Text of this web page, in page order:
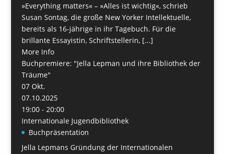
»Everything matters« – »Alles ist wichtig«, schrieb
Susan Sontag, die große New Yorker Intellektuelle,
bereits als 16-jährige in ihr Tagebuch. Für die
brillante Essayistin, Schriftstellerin, [...]
More Info
Buchpremiere: "Jella Lepman und ihre Bibliothek der
Träume"
07 Okt.
07.10.2025
19:00 - 20:00
Internationale Jugendbibliothek
Buchpräsentation
Jella Lepmans Gründung der Internationalen